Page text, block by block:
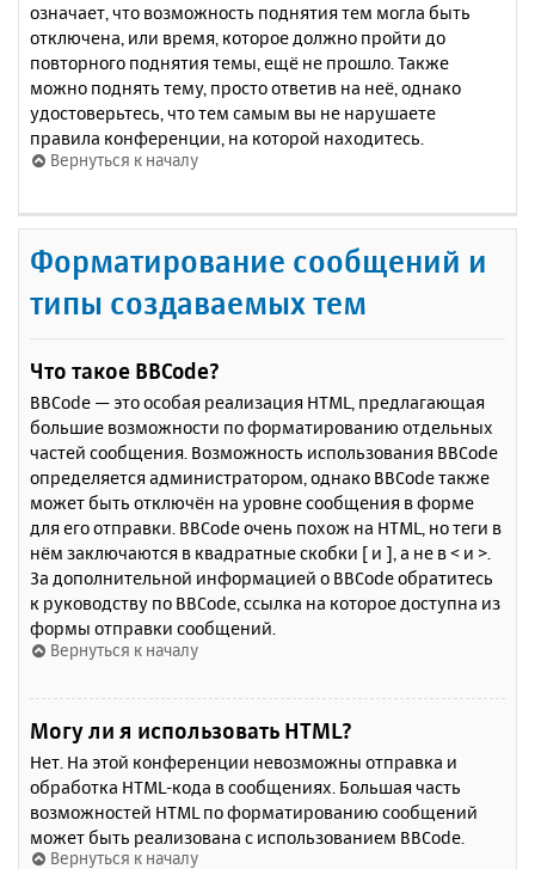
означает, что возможность поднятия тем могла быть
отключена, или время, которое должно пройти до
повторного поднятия темы, ещё не прошло. Также
можно поднять тему, просто ответив на неё, однако
удостоверьтесь, что тем самым вы не нарушаете
правила конференции, на которой находитесь.
Вернуться к началу
Форматирование сообщений и
типы создаваемых тем
Что такое BBCode?
BBCode — это особая реализация HTML, предлагающая
большие возможности по форматированию отдельных
частей сообщения. Возможность использования BBCode
определяется администратором, однако BBCode также
может быть отключён на уровне сообщения в форме
для его отправки. BBCode очень похож на HTML, но теги в
нём заключаются в квадратные скобки [ и ], а не в < и >.
За дополнительной информацией о BBCode обратитесь
к руководству по BBCode, ссылка на которое доступна из
формы отправки сообщений.
Вернуться к началу
Могу ли я использовать HTML?
Нет. На этой конференции невозможны отправка и
обработка HTML-кода в сообщениях. Большая часть
возможностей HTML по форматированию сообщений
может быть реализована с использованием BBCode.
Вернуться к началу